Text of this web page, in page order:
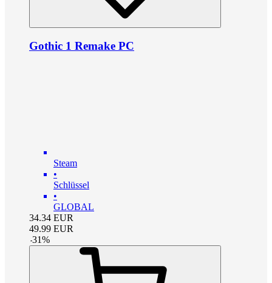
Gothic 1 Remake PC
Steam
•
Schlüssel
•
GLOBAL
34.34 EUR
49.99 EUR
-31%